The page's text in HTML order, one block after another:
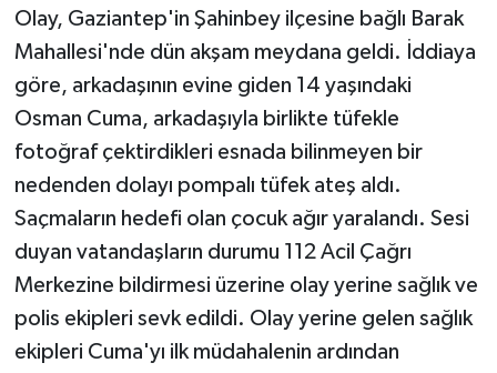
Olay, Gaziantep'in Şahinbey ilçesine bağlı Barak
Mahallesi'nde dün akşam meydana geldi. İddiaya
göre, arkadaşının evine giden 14 yaşındaki
Osman Cuma, arkadaşıyla birlikte tüfekle
fotoğraf çektirdikleri esnada bilinmeyen bir
nedenden dolayı pompalı tüfek ateş aldı.
Saçmaların hedefi olan çocuk ağır yaralandı. Sesi
duyan vatandaşların durumu 112 Acil Çağrı
Merkezine bildirmesi üzerine olay yerine sağlık ve
polis ekipleri sevk edildi. Olay yerine gelen sağlık
ekipleri Cuma'yı ilk müdahalenin ardından